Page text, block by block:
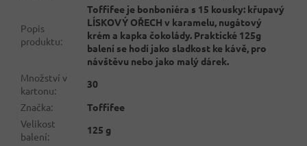
Popis
produktu:
Toffifee je bonboniéra s 15 kousky: křupavý
LÍSKOVÝ OŘECH v karamelu, nugátový
krém a kapka čokolády. Praktické 125g
balení se hodí jako sladkost ke kávě, pro
návštěvu nebo jako malý dárek.
Množství v
kartonu:
30
Značka:
Toffifee
Velikost
balení:
125 g